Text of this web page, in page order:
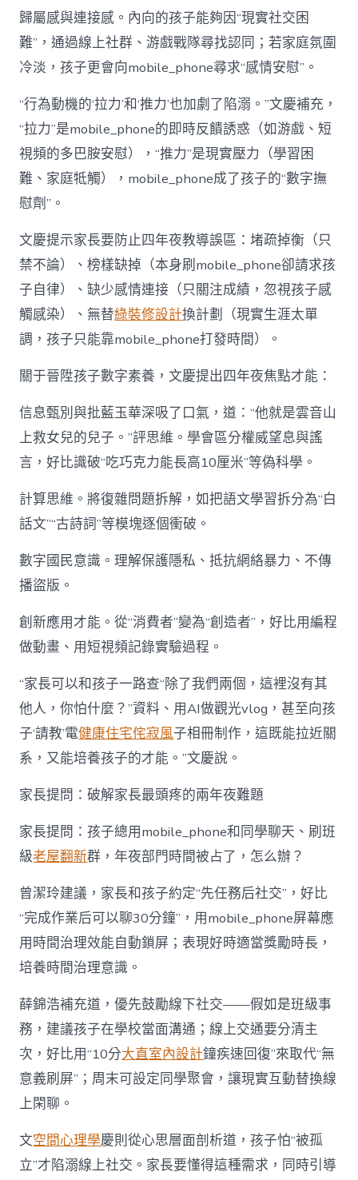
歸屬感與連接感。內向的孩子能夠因“現實社交困
難”，通過線上社群、游戲戰隊尋找認同；若家庭氛圍
冷淡，孩子更會向mobile_phone尋求“感情安慰”。
“行為動機的‘拉力’和‘推力’也加劇了陷溺。”文慶補充，
“拉力”是mobile_phone的即時反饋誘惑（如游戲、短
視頻的多巴胺安慰），“推力”是現實壓力（學習困
難、家庭牴觸），mobile_phone成了孩子的“數字撫
慰劑”。
文慶提示家長要防止四年夜教導誤區：堵疏掉衡（只
禁不論）、榜樣缺掉（本身刷mobile_phone卻請求孩
子自律）、缺少感情連接（只關注成績，忽視孩子感
觸感染）、無替綠裝修設計換計劃（現實生涯太單
調，孩子只能靠mobile_phone打發時間）。
關于晉陞孩子數字素養，文慶提出四年夜焦點才能：
信息甄別與批藍玉華深吸了口氣，道：“他就是雲音山
上救女兒的兒子。”評思維。學會區分權威望息與謠
言，好比識破“吃巧克力能長高10厘米”等偽科學。
計算思維。將復雜問題拆解，如把語文學習拆分為“白
話文”“古詩詞”等模塊逐個衝破。
數字國民意識。理解保護隱私、抵抗網絡暴力、不傳
播盜版。
創新應用才能。從“消費者”變為“創造者”，好比用編程
做動畫、用短視頻記錄實驗過程。
“家長可以和孩子一路查“除了我們兩個，這裡沒有其
他人，你怕什麼？”資料、用AI做觀光vlog，甚至向孩
子‘請教’電健康住宅侘寂風子相冊制作，這既能拉近關
系，又能培養孩子的才能。”文慶說。
家長提問：破解家長最頭疼的兩年夜難題
家長提問：孩子總用mobile_phone和同學聊天、刷班
級老屋翻新群，年夜部門時間被占了，怎么辦？
曾潔玲建議，家長和孩子約定“先任務后社交”，好比
“完成作業后可以聊30分鐘”，用mobile_phone屏幕應
用時間治理效能自動鎖屏；表現好時適當獎勵時長，
培養時間治理意識。
薛錦浩補充道，優先鼓勵線下社交——假如是班級事
務，建議孩子在學校當面溝通；線上交通要分清主
次，好比用“10分大直室內設計鐘疾速回復”來取代“無
意義刷屏”；周末可設定同學聚會，讓現實互動替換線
上閑聊。
文空間心理學慶則從心思層面剖析道，孩子怕“被孤
立”才陷溺線上社交。家長要懂得這種需求，同時引導